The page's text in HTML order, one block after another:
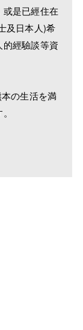
是已經住在
及日本人)希
經驗談等資
の生活を満